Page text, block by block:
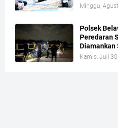
Minggu,
Polsek
Peredaran
Diamankan
Kamis, Juli